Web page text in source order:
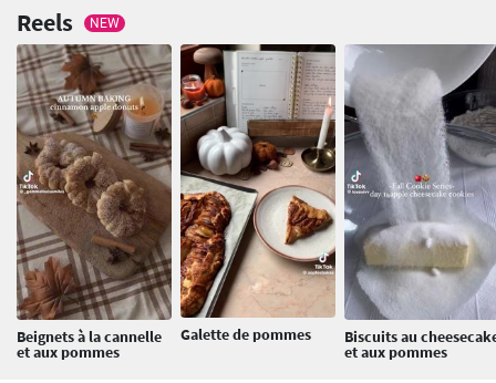
Reels NEW
Beignets à la cannelle
et aux pommes
Galette de pommes Biscuits au
et aux pommes